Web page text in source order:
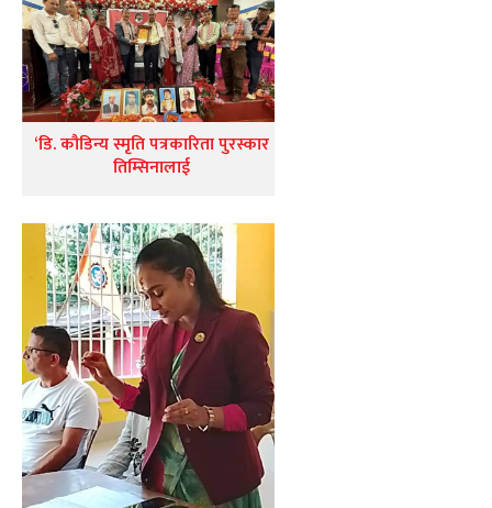
‘डि. कौडिन्य स्मृति पत्रकारिता पुरस्कार
तिम्सिनालाई